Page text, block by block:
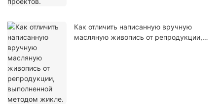
Как отличить написанную вручную
масляную живопись от репродукции,